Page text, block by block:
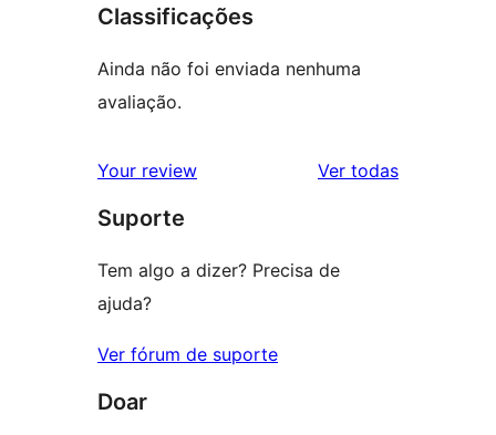
Classificações
Ainda não foi enviada nenhuma
avaliação.
Your review Ver todasavaliações
Suporte
Tem algo a dizer? Precisa de
ajuda?
Ver fórum de suporte
Doar